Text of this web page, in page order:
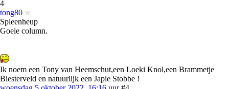
4
tong80
Spleenheup
Goeie column.
Ik noem een Tony van Heemschut,een Loeki Knol,een Brammetje
Biesterveld en natuurlijk een Japie Stobbe !